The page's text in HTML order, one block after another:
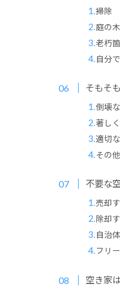
掃除
庭の
老朽
自分
そもそ
倒壊
著し
適切
その
不要な
売却
除却
自治
フリ
空き家